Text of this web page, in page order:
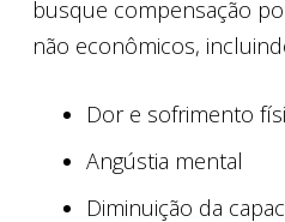
busque compensação
não econômicos,
Dor e sofrimento
Angústia mental
Diminuição da